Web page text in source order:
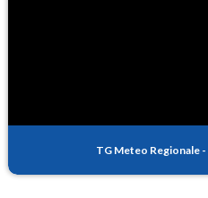
TG Meteo Regionale -